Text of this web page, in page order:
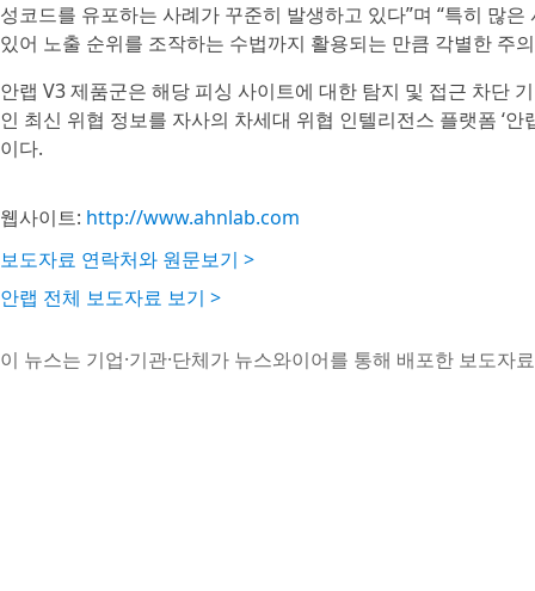
성코드를 유포하는 사례가 꾸준히 발생하고 있다”며 “특히 많
있어 노출 순위를 조작하는 수법까지 활용되는 만큼 각별한 주
안랩 V3 제품군은 해당 피싱 사이트에 대한 탐지 및 접근 차단
인 최신 위협 정보를 자사의 차세대 위협 인텔리전스 플랫폼 ‘
이다.
웹사이트: http://www.ahnlab.com
보도자료 연락처와 원문보기 >
안랩 전체 보도자료 보기 >
이 뉴스는 기업·기관·단체가 뉴스와이어를 통해 배포한 보도자